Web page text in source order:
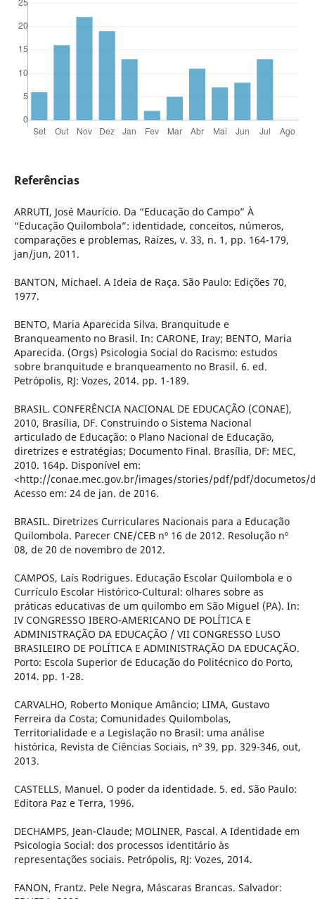
Referências
ARRUTI, José Maurício. Da “Educação do Campo” À
“Educação Quilombola”: identidade, conceitos, números,
comparações e problemas, Raízes, v. 33, n. 1, pp. 164-179,
jan/jun, 2011.
BANTON, Michael. A Ideia de Raça. São Paulo: Edições 70,
1977.
BENTO, Maria Aparecida Silva. Branquitude e
Branqueamento no Brasil. In: CARONE, Iray; BENTO, Maria
Aparecida. (Orgs) Psicologia Social do Racismo: estudos
sobre branquitude e branqueamento no Brasil. 6. ed.
Petrópolis, RJ: Vozes, 2014. pp. 1-189.
BRASIL. CONFERÊNCIA NACIONAL DE EDUCAÇÃO (CONAE),
2010, Brasília, DF. Construindo o Sistema Nacional
articulado de Educação: o Plano Nacional de Educação,
diretrizes e estratégias; Documento Final. Brasília, DF: MEC,
2010. 164p. Disponível em:
<http://conae.mec.gov.br/images/stories/pdf/pdf/documetos/
Acesso em: 24 de jan. de 2016.
BRASIL. Diretrizes Curriculares Nacionais para a Educação
Quilombola. Parecer CNE/CEB nº 16 de 2012. Resolução nº
08, de 20 de novembro de 2012.
CAMPOS, Laís Rodrigues. Educação Escolar Quilombola e o
Currículo Escolar Histórico-Cultural: olhares sobre as
práticas educativas de um quilombo em São Miguel (PA). In:
IV CONGRESSO IBERO-AMERICANO DE POLÍTICA E
ADMINISTRAÇÃO DA EDUCAÇÃO / VII CONGRESSO LUSO
BRASILEIRO DE POLÍTICA E ADMINISTRAÇÃO DA EDUCAÇÃO.
Porto: Escola Superior de Educação do Politécnico do Porto,
2014. pp. 1-28.
CARVALHO, Roberto Monique Amâncio; LIMA, Gustavo
Ferreira da Costa; Comunidades Quilombolas,
Territorialidade e a Legislação no Brasil: uma análise
histórica, Revista de Ciências Sociais, nº 39, pp. 329-346, out,
2013.
CASTELLS, Manuel. O poder da identidade. 5. ed. São Paulo:
Editora Paz e Terra, 1996.
DECHAMPS, Jean-Claude; MOLINER, Pascal. A Identidade em
Psicologia Social: dos processos identitário às
representações sociais. Petrópolis, RJ: Vozes, 2014.
FANON, Frantz. Pele Negra, Máscaras Brancas. Salvador: